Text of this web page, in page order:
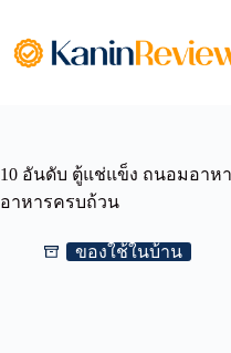
content
10 อันดับ ตู้แช่แข็ง ถนอมอาห
อาหารครบถ้วน
ของใช้ในบ้าน